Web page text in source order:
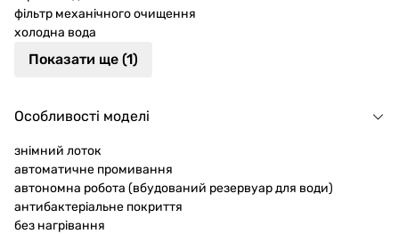
фільтр механічного очищення
холодна вода
Показати ще (1)
Особливості моделі
знімний лоток
автоматичне промивання
автономна робота (вбудований резервуар для води)
антибактеріальне покриття
без нагрівання